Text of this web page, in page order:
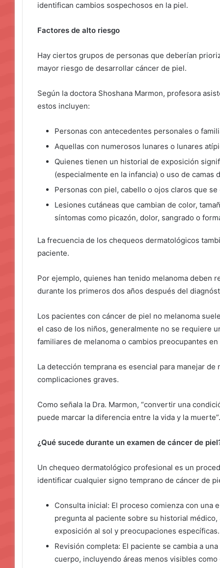
identifican cambios sospechosos en la piel.
Factores de alto riesgo
Hay ciertos grupos de personas que deberían
mayor riesgo de desarrollar cáncer de piel.
Según la doctora Shoshana Marmon, profesora
estos incluyen:
Personas con antecedentes personales o
Aquellas con numerosos lunares o lunares
Quienes tienen un historial de exposición
(especialmente en la infancia) o uso de camas
Personas con piel, cabello o ojos claros que
Lesiones cutáneas que cambian de color,
síntomas como picazón, dolor, sangrado o
La frecuencia de los chequeos dermatológicos
paciente.
Por ejemplo, quienes han tenido melanoma deben
durante los primeros dos años después del
Los pacientes con cáncer de piel no melanoma
el caso de los niños, generalmente no se requiere
familiares de melanoma o cambios preocupantes
La detección temprana es esencial para manejar
complicaciones graves.
Como señala la Dra. Marmon, “convertir una
puede marcar la diferencia entre la vida y la muerte”.
¿Qué sucede durante un examen de cáncer de
Un chequeo dermatológico profesional es un
identificar cualquier signo temprano de cáncer de
Consulta inicial: El proceso comienza con una
pregunta al paciente sobre su historial
exposición al sol y preocupaciones específicas.
Revisión completa: El paciente se cambia a
cuerpo, incluyendo áreas menos visibles